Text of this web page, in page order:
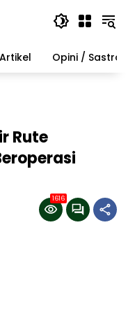
Artikel Opini / Sastra
Rute
1616